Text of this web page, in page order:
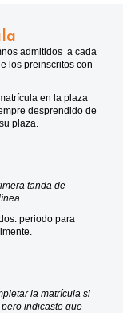
admitidos a cada
los preinscritos con
en la plaza
desprendido de
plaza.
tanda de
periodo para
la matrícula si
indicaste que